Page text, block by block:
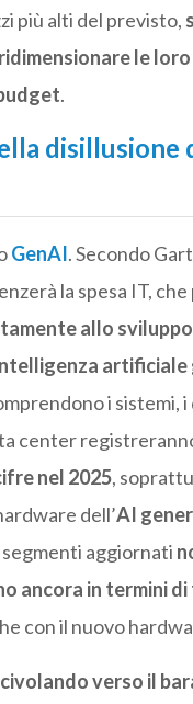
più alti del previsto,
le
.
disillusione
GenAI. Secondo
la spesa IT,
allo
i sistemi, i
center
nel 2025,
dell’AI
aggiornati
ancora in termini
con il nuovo
verso il